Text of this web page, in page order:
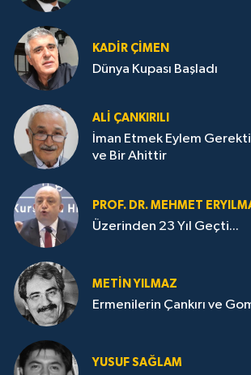
KADIR ÇIMEN
Dünya Kupası Başladı
ALI ÇANKIRILI
İman Etmek Eylem
ve Bir Ahittir
PROF. DR. MEHMET
Üzerinden 23 Yıl Geçti...
METIN YILMAZ
Ermenilerin Çankırı ve
YUSUF SAĞLAM